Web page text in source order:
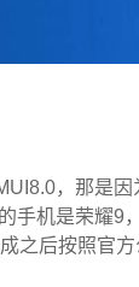
，那是
手机是荣耀9
之后按照官